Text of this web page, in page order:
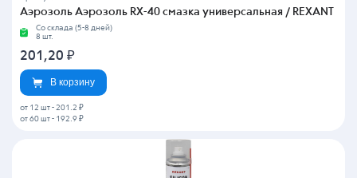
Аэрозоль Аэрозоль RX-40 смазка универсальная / REXANT
Со склада (5-8 дней)
8 шт.
201,20 ₽
В корзину
от 12 шт - 201.2 ₽
от 60 шт - 192.9 ₽